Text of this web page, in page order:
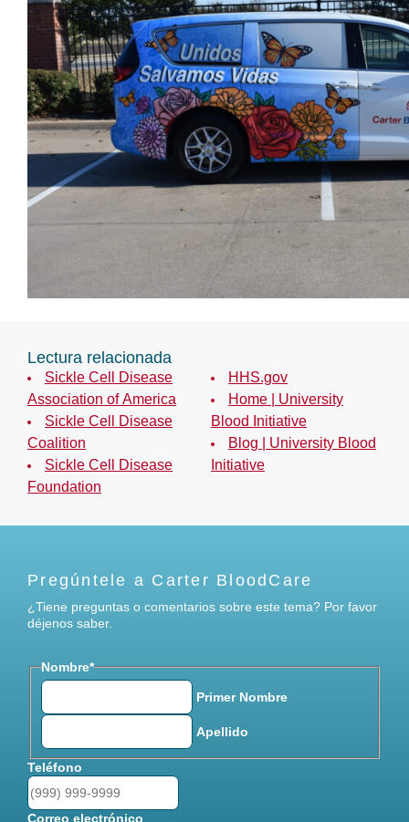
Lectura relacionada
Sickle Cell Disease
Association of America
Sickle Cell Disease
Coalition
Sickle Cell Disease
Foundation
HHS.gov
Home | University
Blood Initiative
Blog | University Blood
Initiative
Pregúntele a Carter BloodCare
¿Tiene preguntas o comentarios sobre este tema? Por favor
déjenos saber.
Nombre*
Primer Nombre
Apellido
Teléfono
Correo electrónico